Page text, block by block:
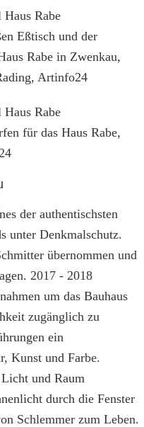
Eßtisch und der
Rabe in Zwenkau,
Artinfo24
für das Haus Rabe,
der authentischsten
unter Denkmalschutz.
übernommen und
2017 - 2018
um das Bauhaus
zugänglich zu
ein
Kunst und Farbe.
und Raum
durch die Fenster
Schlemmer zum Leben.